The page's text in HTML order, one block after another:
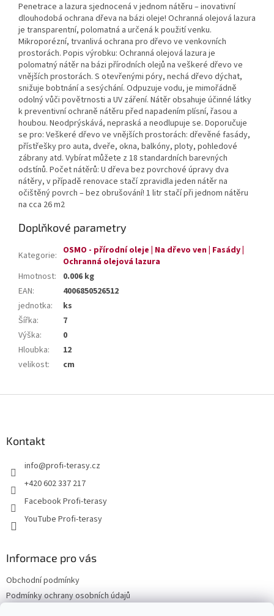
Penetrace a lazura sjednocená v jednom nátěru – inovativní
dlouhodobá ochrana dřeva na bázi oleje! Ochranná olejová lazura
je transparentní, polomatná a určená k použití venku.
Mikroporézní, trvanlivá ochrana pro dřevo ve venkovních
prostorách. Popis výrobku: Ochranná olejová lazura je
polomatný nátěr na bázi přírodních olejů na veškeré dřevo ve
vnějších prostorách. S otevřenými póry, nechá dřevo dýchat,
snižuje bobtnání a sesýchání. Odpuzuje vodu, je mimořádně
odolný vůči povětrnosti a UV záření. Nátěr obsahuje účinné látky
k preventivní ochraně nátěru před napadením plísní, řasou a
houbou. Neodprýskává, nepraská a neodlupuje se. Doporučuje
se pro: Veškeré dřevo ve vnějších prostorách: dřevěné fasády,
přístřešky pro auta, dveře, okna, balkóny, ploty, pohledové
zábrany atd. Vybírat můžete z 18 standardních barevných
odstínů. Počet nátěrů: U dřeva bez povrchové úpravy dva
nátěry, v případě renovace stačí zpravidla jeden nátěr na
očištěný povrch – bez obrušování! 1 litr stačí při jednom nátěru
na cca 26 m2
Doplňkové parametry
Kategorie: OSMO - přírodní oleje | Na dřevo ven | Fasády |
Ochranná olejová lazura
Hmotnost:
0.006 kg
EAN:
4006850526512
jednotka:
ks
Šířka:
7
Výška:
0
Hloubka:
12
velikost: cm
Kontakt
info@profi-terasy.cz
+420 602 337 217
Facebook Profi-terasy
YouTube Profi-terasy
Informace pro vás
Obchodní podmínky
Podmínky ochrany osobních údajů